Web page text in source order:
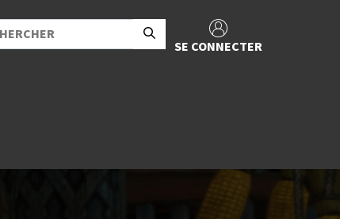
SE CONNECTER